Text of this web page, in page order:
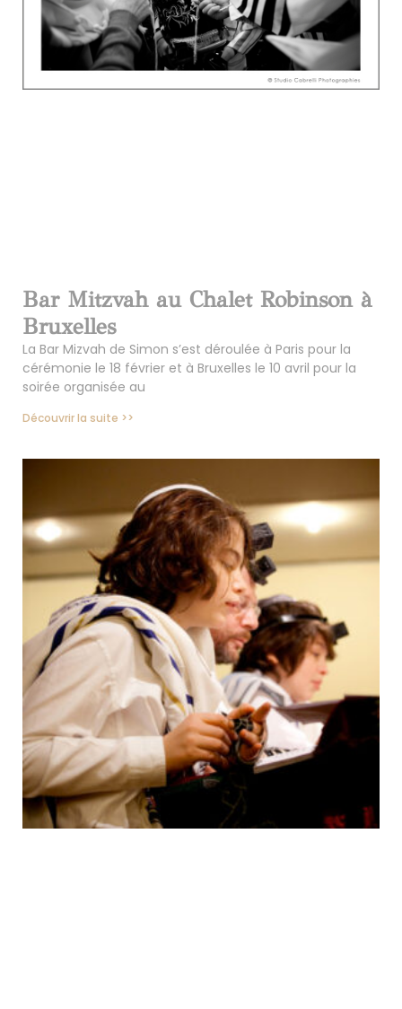
Bar Mitzvah au Chalet Robinson à
Bruxelles
La Bar Mizvah de Simon s’est déroulée à Paris pour la
cérémonie le 18 février et à Bruxelles le 10 avril pour la
soirée organisée au
Découvrir la suite >>